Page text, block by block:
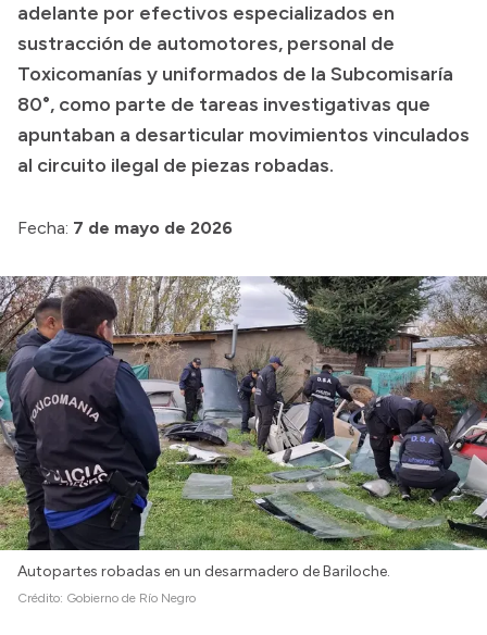
Consulta de pago a proveedores
Convocatorias
Intranet
Login
adelante por efectivos especializados en
sustracción de automotores, personal de
Toxicomanías y uniformados de la Subcomisaría
80°, como parte de tareas investigativas que
apuntaban a desarticular movimientos vinculados
al circuito ilegal de piezas robadas.
Fecha: 7 de mayo de 2026
Autopartes robadas en un desarmadero de Bariloche.
Crédito: Gobierno de Río Negro